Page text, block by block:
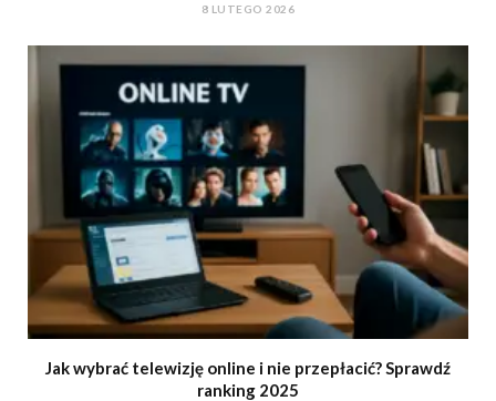
8 LUTEGO 2026
Jak wybrać telewizję online i nie przepłacić? Sprawdź
ranking 2025